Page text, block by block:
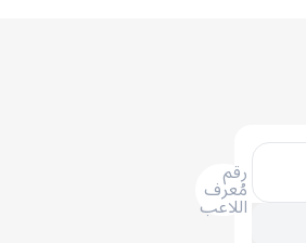
رقم
مُعرف
اللاعب